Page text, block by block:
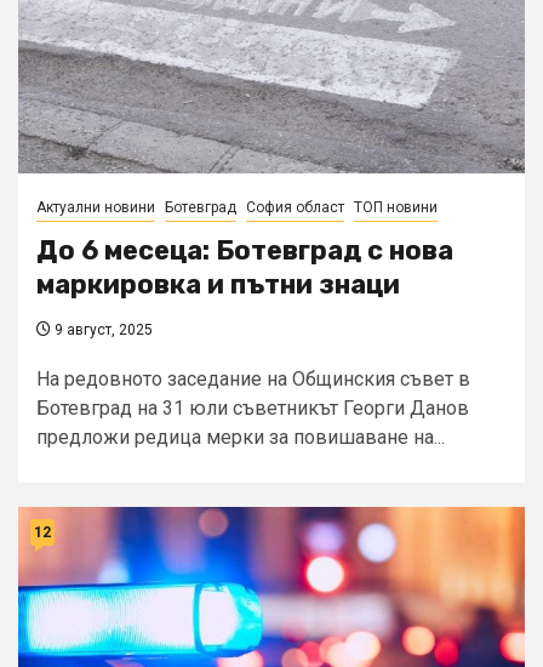
Актуални новини Ботевград София област ТОП новини
До 6 месеца: Ботевград с нова
маркировка и пътни знаци
9 август, 2025
На редовното заседание на Общинския съвет в
Ботевград на 31 юли съветникът Георги Данов
предложи редица мерки за повишаване на...
12